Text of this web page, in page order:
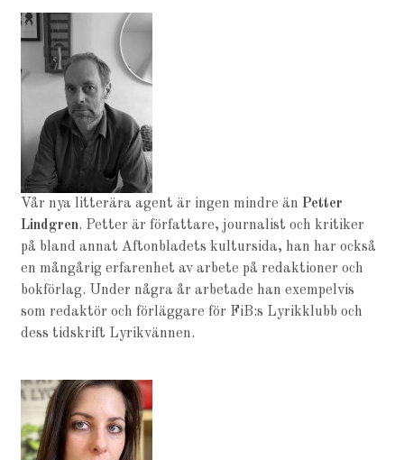
Vår nya litterära agent är ingen mindre änPetter
Lindgren. Petter är författare, journalist och kritiker
på bland annat Aftonbladets kultursida, han har också
en mångårig erfarenhet av arbete på redaktioner och
bokförlag. Under några år arbetade han exempelvis
som redaktör och förläggare för FiB:s Lyrikklubb och
dess tidskrift Lyrikvännen.